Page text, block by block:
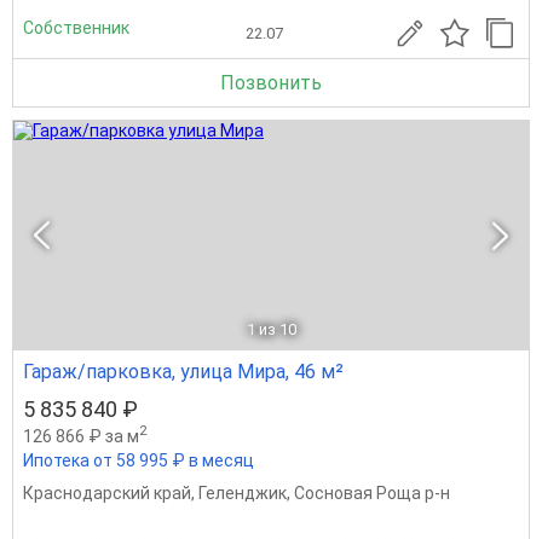
Собственник 22.07
Позвонить
1 из 10
Гараж/парковка, улица Мира, 46 м²
5 835 840 ₽
126 866 ₽ за м2
Ипотека от 58 995 ₽ в месяц
Краснодарский край, Геленджик, Сосновая Роща р-н